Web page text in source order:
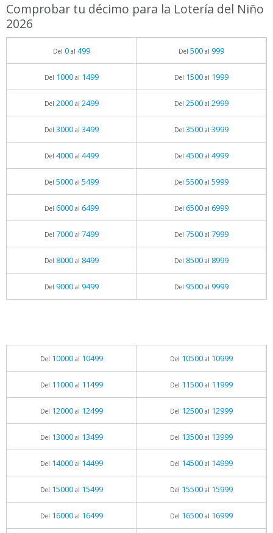
Comprobar tu décimo para la Lotería del Niño
2026
Del 0al 499 Del 500al 999
Del 1000al 1499 Del 1500al 1999
Del 2000al 2499 Del 2500al 2999
Del 3000al 3499 Del 3500al 3999
Del 4000al 4499 Del 4500al 4999
Del 5000al 5499 Del 5500al 5999
Del 6000al 6499 Del 6500al 6999
Del 7000al 7499 Del 7500al 7999
Del 8000al 8499 Del 8500al 8999
Del 9000al 9499 Del 9500al 9999
Del 10000al 10499 Del 10500al 10999
Del 11000al 11499 Del 11500al 11999
Del 12000al 12499 Del 12500al 12999
Del 13000al 13499 Del 13500al 13999
Del 14000al 14499 Del 14500al 14999
Del 15000al 15499 Del 15500al 15999
Del 16000al 16499 Del 16500al 16999